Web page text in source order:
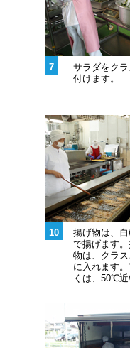
7
サラダをク
付けます。
10
揚げ物は、
で揚げます
物は、クラ
に入れます
くは、50℃近